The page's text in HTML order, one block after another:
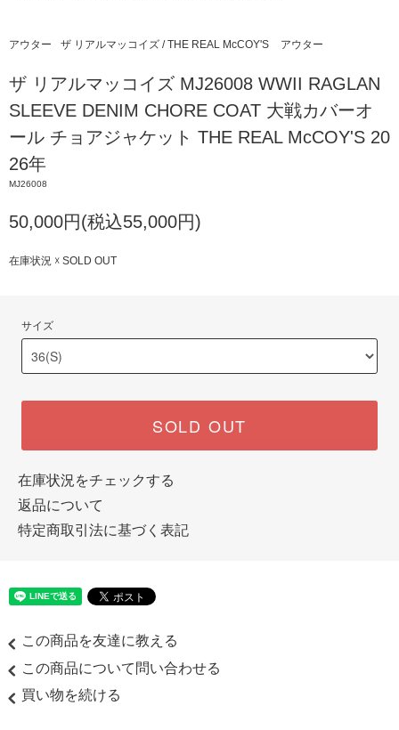
アウター ザ リアルマッコイズ / THE REAL McCOY'S アウター
ザ リアルマッコイズ MJ26008 WWII RAGLAN
SLEEVE DENIM CHORE COAT 大戦カバーオ
ール チョアジャケット THE REAL McCOY'S 20
26年
MJ26008
50,000円(税込55,000円)
在庫状況 ☓ SOLD OUT
サイズ
SOLD OUT
在庫状況をチェックする
返品について
特定商取引法に基づく表記
この商品を友達に教える
この商品について問い合わせる
買い物を続ける